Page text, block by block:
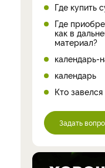
Где купить
Где
как в
материал?
календарь-
календарь
Кто
Задать